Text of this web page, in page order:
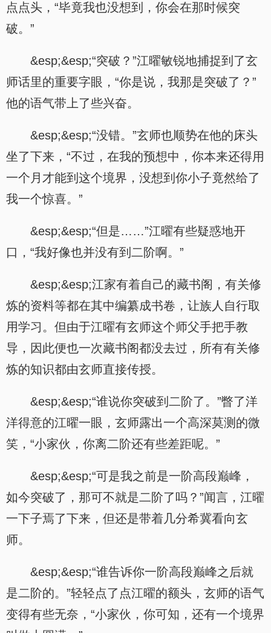
点点头，“毕竟我也没想到，你会在那时候突
破。”
&esp;&esp;“突破？”江曜敏锐地捕捉到了玄
师话里的重要字眼，“你是说，我那是突破了？”
他的语气带上了些兴奋。
&esp;&esp;“没错。”玄师也顺势在他的床头
坐了下来，“不过，在我的预想中，你本来还得用
一个月才能到这个境界，没想到你小子竟然给了
我一个惊喜。”
&esp;&esp;“但是……”江曜有些疑惑地开
口，“我好像也并没有到二阶啊。”
&esp;&esp;江家有着自己的藏书阁，有关修
炼的资料等都在其中编纂成书卷，让族人自行取
用学习。但由于江曜有玄师这个师父手把手教
导，因此便也一次藏书阁都没去过，所有有关修
炼的知识都由玄师直接传授。
&esp;&esp;“谁说你突破到二阶了。”瞥了洋
洋得意的江曜一眼，玄师露出一个高深莫测的微
笑，“小家伙，你离二阶还有些差距呢。”
&esp;&esp;“可是我之前是一阶高段巅峰，
如今突破了，那可不就是二阶了吗？”闻言，江曜
一下子焉了下来，但还是带着几分希冀看向玄
师。
&esp;&esp;“谁告诉你一阶高段巅峰之后就
是二阶的。”轻轻点了点江曜的额头，玄师的语气
变得有些无奈，“小家伙，你可知，还有一个境界